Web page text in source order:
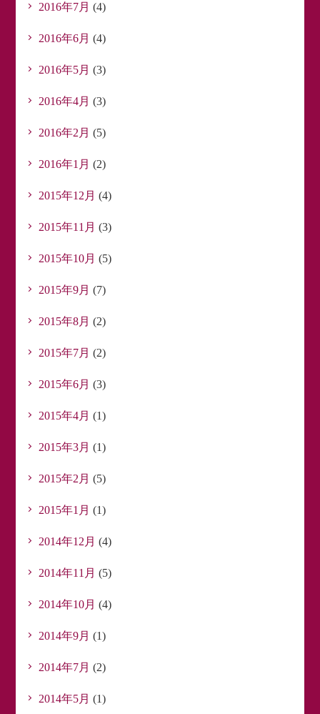
2016年7月 (4)
2016年6月 (4)
2016年5月 (3)
2016年4月 (3)
2016年2月 (5)
2016年1月 (2)
2015年12月 (4)
2015年11月 (3)
2015年10月 (5)
2015年9月 (7)
2015年8月 (2)
2015年7月 (2)
2015年6月 (3)
2015年4月 (1)
2015年3月 (1)
2015年2月 (5)
2015年1月 (1)
2014年12月 (4)
2014年11月 (5)
2014年10月 (4)
2014年9月 (1)
2014年7月 (2)
2014年5月 (1)